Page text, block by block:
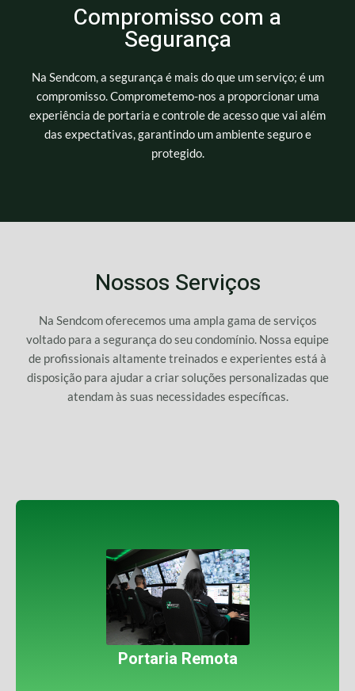
Compromisso com a
Segurança
Na Sendcom, a segurança é mais do que um serviço; é um
compromisso. Comprometemo-nos a proporcionar uma
experiência de portaria e controle de acesso que vai além
das expectativas, garantindo um ambiente seguro e
protegido.
Nossos Serviços
Na Sendcom oferecemos uma ampla gama de serviços
voltado para a segurança do seu condomínio. Nossa equipe
de profissionais altamente treinados e experientes está à
disposição para ajudar a criar soluções personalizadas que
atendam às suas necessidades específicas.
Portaria Remota
Oferecemos soluções inovadoras de portaria remota
para garantir a segurança e o controle de acesso do
seu condomínio.
Saiba Mais